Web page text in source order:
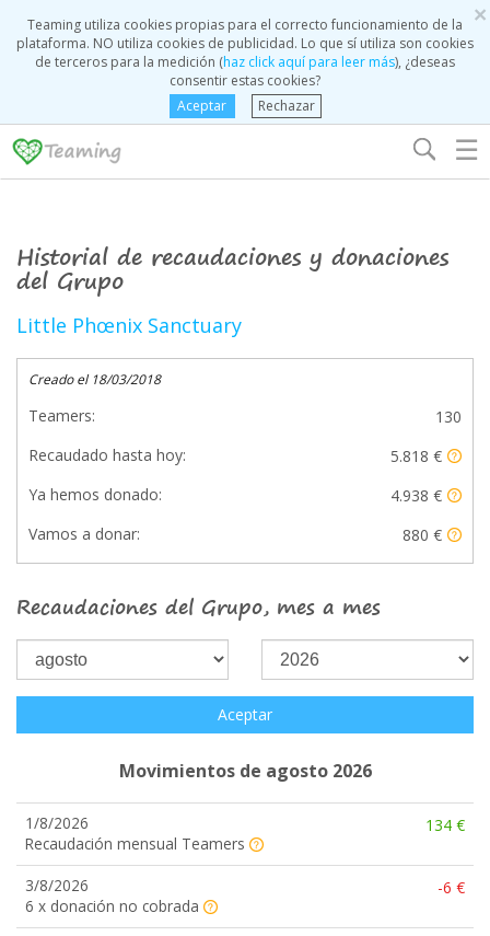
×
Teaming utiliza cookies propias para el correcto funcionamiento de la
plataforma. NO utiliza cookies de publicidad. Lo que sí utiliza son cookies
de terceros para la medición (haz click aquí para leer más), ¿deseas
consentir estas cookies?
Aceptar
Rechazar
☰
Historial de recaudaciones y donaciones
del Grupo
Little Phœnix Sanctuary
Creado el 18/03/2018
Teamers:
130
Recaudado hasta hoy:
5.818 €
Ya hemos donado:
4.938 €
Vamos a donar:
880 €
Recaudaciones del Grupo, mes a mes
Aceptar
Movimientos de agosto 2026
1/8/2026
Recaudación mensual Teamers
134 €
3/8/2026
6 x donación no cobrada
-6 €